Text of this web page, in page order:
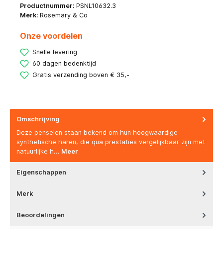
Productnummer: PSNL10632.3
Merk: Rosemary & Co
Onze voordelen
Snelle levering
60 dagen bedenktijd
Gratis verzending boven € 35,-
Omschrijving
Deze penselen staan bekend om hun hoogwaardige
synthetische haren, die qua prestaties vergelijkbaar zijn met
natuurlijke h… Meer
Eigenschappen
Merk
Beoordelingen